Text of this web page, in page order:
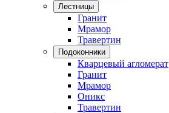
Лестницы
Гранит
Мрамор
Травертин
Подоконники
Кварцевый агломерат
Гранит
Мрамор
Оникс
Травертин